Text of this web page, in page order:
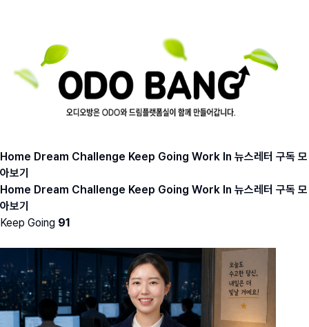
Home Dream Challenge Keep Going Work In 뉴스레터 구독 모
아보기
Home Dream Challenge Keep Going Work In 뉴스레터 구독 모
아보기
Keep Going 91